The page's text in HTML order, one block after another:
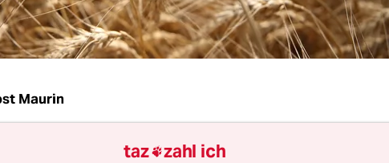
Maurin
die USA weisen Vorwürfe des Kreml zurück, vor allem
taz zahl ich